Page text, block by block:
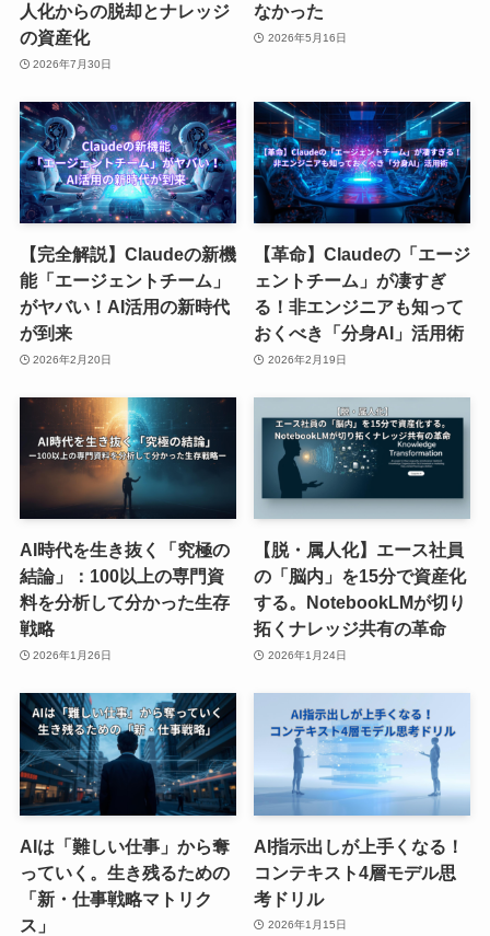
人化からの脱却とナレッジ
の資産化
2026年7月30日
なかった
2026年5月16日
【完全解説】Claudeの新機
能「エージェントチーム」
がヤバい！AI活用の新時代
が到来
2026年2月20日
【革命】Claudeの「エージ
ェントチーム」が凄すぎ
る！非エンジニアも知って
おくべき「分身AI」活用術
2026年2月19日
AI時代を生き抜く「究極の
結論」：100以上の専門資
料を分析して分かった生存
戦略
2026年1月26日
【脱・属人化】エース社員
の「脳内」を15分で資産化
する。NotebookLMが切り
拓くナレッジ共有の革命
2026年1月24日
AIは「難しい仕事」から奪
っていく。生き残るための
「新・仕事戦略マトリク
ス」
AI指示出しが上手くなる！
コンテキスト4層モデル思
考ドリル
2026年1月15日